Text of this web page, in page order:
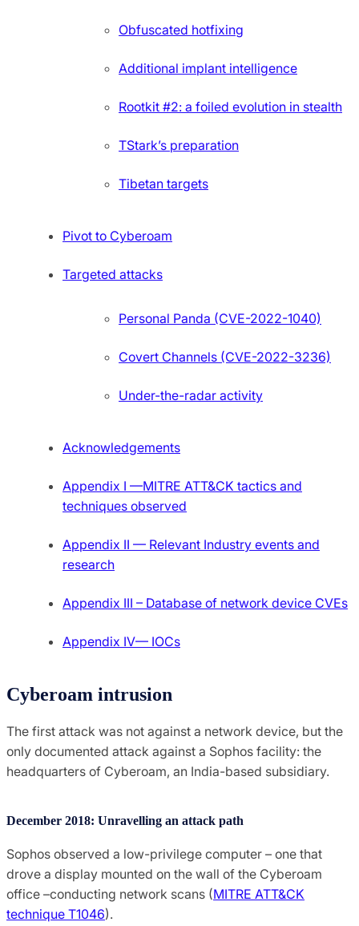
Obfuscated hotfixing
Additional implant intelligence
Rootkit #2: a foiled evolution in stealth
TStark’s preparation
Tibetan targets
Pivot to Cyberoam
Targeted attacks
Personal Panda (CVE-2022-1040)
Covert Channels (CVE-2022-3236)
Under-the-radar activity
Acknowledgements
Appendix I —MITRE ATT&CK tactics and
techniques observed
Appendix II — Relevant Industry events and
research
Appendix III – Database of network device CVEs
Appendix IV— IOCs
Cyberoam intrusion
The first attack was not against a network device, but the
only documented attack against a Sophos facility: the
headquarters of Cyberoam, an India-based subsidiary.
December 2018: Unravelling an attack path
Sophos observed a low-privilege computer – one that
drove a display mounted on the wall of the Cyberoam
office –conducting network scans (MITRE ATT&CK
technique T1046).